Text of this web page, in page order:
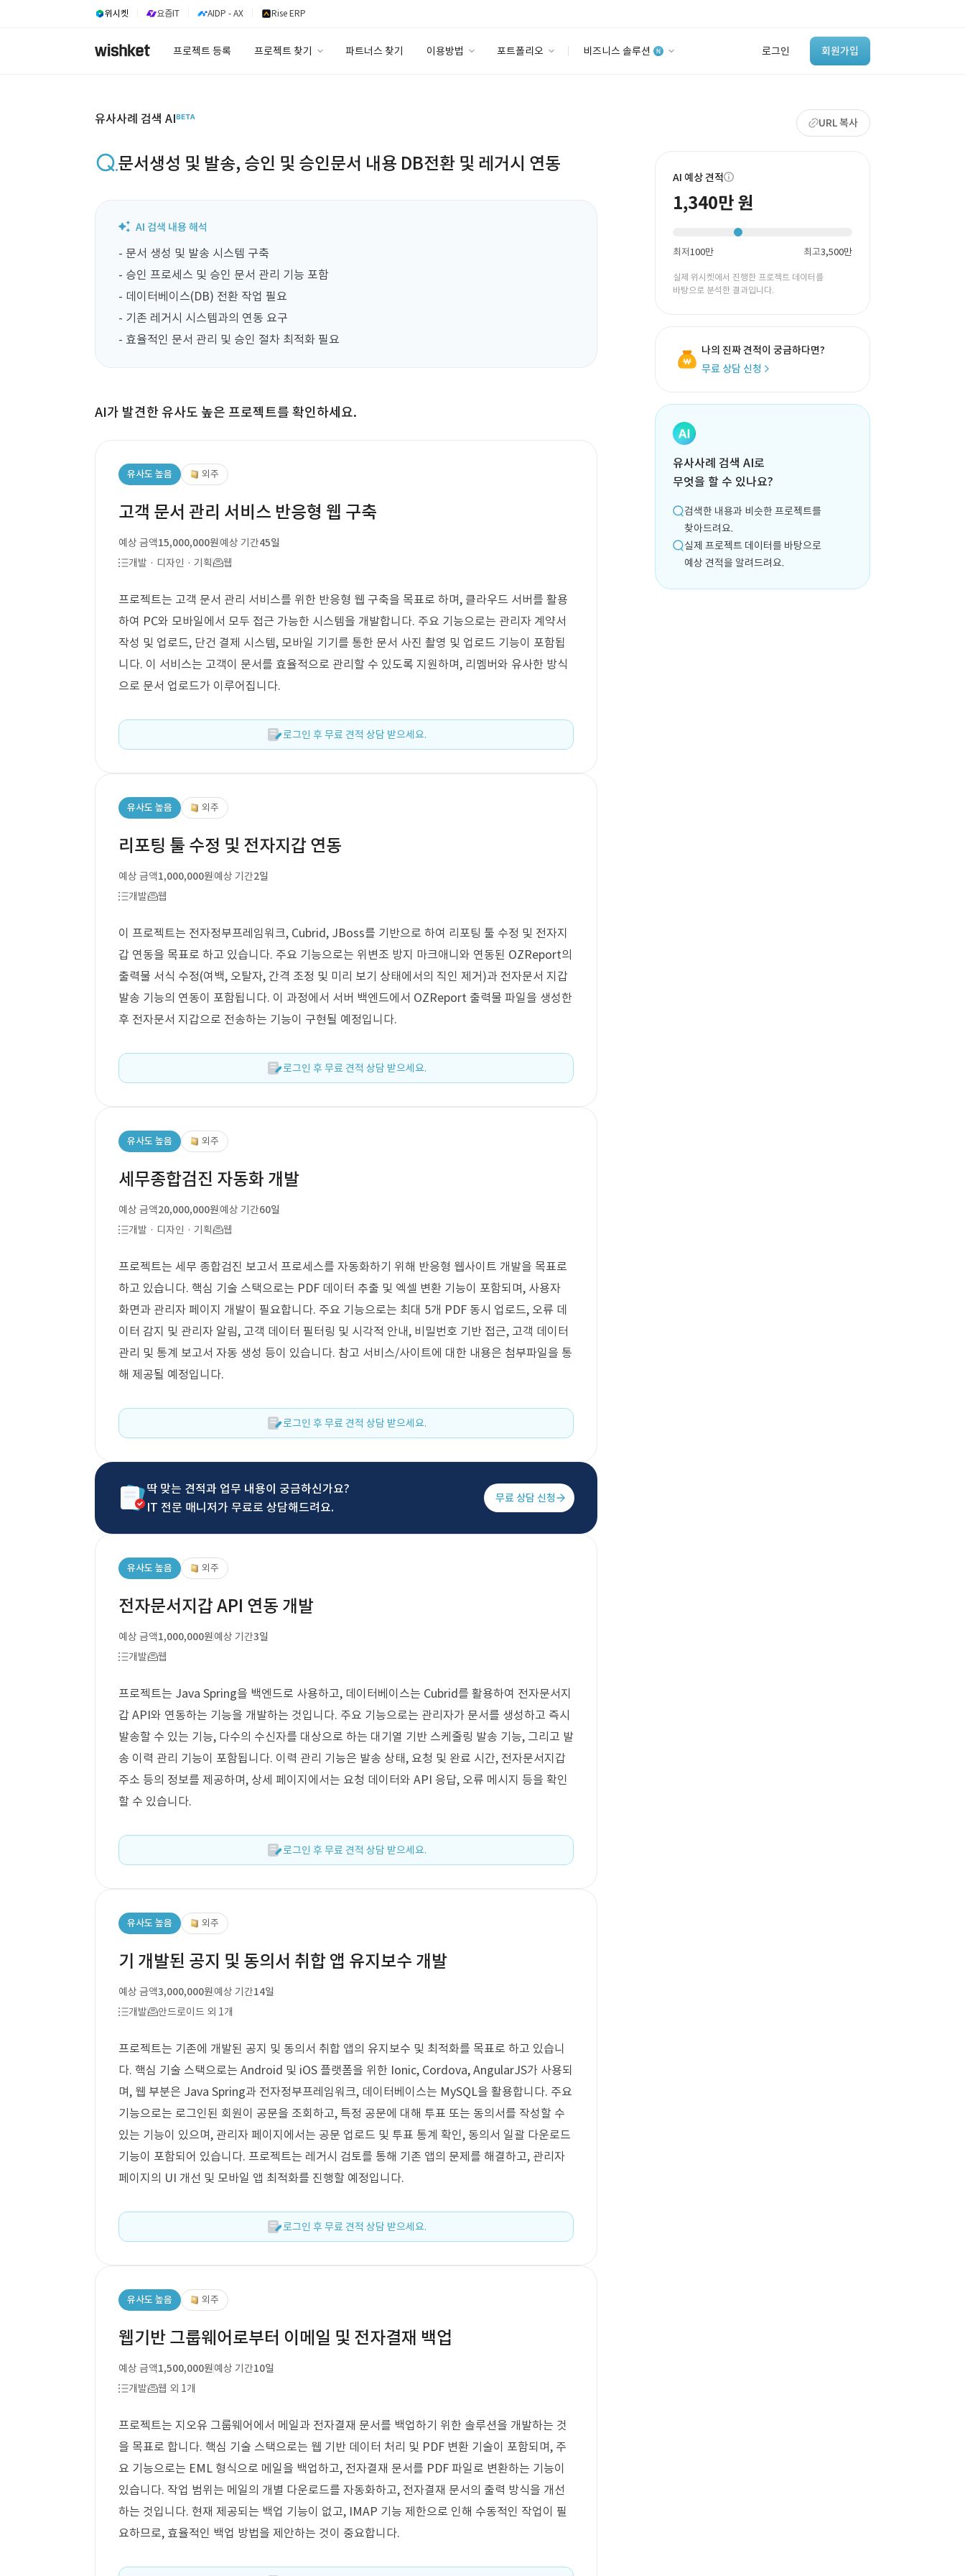
위시켓 요즘IT AIDP - AX Rise ERP
프로젝트 등록 프로젝트 찾기 파트너스 찾기 이용방법 포트폴리오 비즈니스 솔루션 로그인 회원가입
‘이런 거’ 만들어본
개발 회사 있어?
바로가기
유사사례 검색 AI URL 복사
문서생성 및 발송, 승인 및 승인문서 내용 DB전환 및 레거시 연동
- 문서 생성 및 발송 시스템 구축
- 승인 프로세스 및 승인 문서 관리 기능 포함
- 데이터베이스(DB) 전환 작업 필요
- 기존 레거시 시스템과의 연동 요구
- 효율적인 문서 관리 및 승인 절차 최적화 필요
AI가 발견한 유사도 높은 프로젝트를 확인하세요.
유사도 높음 외주
고객 문서 관리 서비스 반응형 웹 구축
예상 금액15,000,000원예상 기간45일
개발 · 디자인 · 기획
웹
프로젝트는 고객 문서 관리 서비스를 위한 반응형 웹 구축을 목표로 하며, 클라우드 서버를 활용
하여 PC와 모바일에서 모두 접근 가능한 시스템을 개발합니다. 주요 기능으로는 관리자 계약서
작성 및 업로드, 단건 결제 시스템, 모바일 기기를 통한 문서 사진 촬영 및 업로드 기능이 포함됩
니다. 이 서비스는 고객이 문서를 효율적으로 관리할 수 있도록 지원하며, 리멤버와 유사한 방식
으로 문서 업로드가 이루어집니다.
로그인 후 무료 견적 상담 받으세요.
유사도 높음 외주
리포팅 툴 수정 및 전자지갑 연동
예상 금액1,000,000원예상 기간2일
개발
웹
이 프로젝트는 전자정부프레임워크, Cubrid, JBoss를 기반으로 하여 리포팅 툴 수정 및 전자지
갑 연동을 목표로 하고 있습니다. 주요 기능으로는 위변조 방지 마크애니와 연동된 OZReport의
출력물 서식 수정(여백, 오탈자, 간격 조정 및 미리 보기 상태에서의 직인 제거)과 전자문서 지갑
발송 기능의 연동이 포함됩니다. 이 과정에서 서버 백엔드에서 OZReport 출력물 파일을 생성한
후 전자문서 지갑으로 전송하는 기능이 구현될 예정입니다.
로그인 후 무료 견적 상담 받으세요.
유사도 높음 외주
세무종합검진 자동화 개발
예상 금액20,000,000원예상 기간60일
개발 · 디자인 · 기획
웹
프로젝트는 세무 종합검진 보고서 프로세스를 자동화하기 위해 반응형 웹사이트 개발을 목표로
하고 있습니다. 핵심 기술 스택으로는 PDF 데이터 추출 및 엑셀 변환 기능이 포함되며, 사용자
화면과 관리자 페이지 개발이 필요합니다. 주요 기능으로는 최대 5개 PDF 동시 업로드, 오류 데
이터 감지 및 관리자 알림, 고객 데이터 필터링 및 시각적 안내, 비밀번호 기반 접근, 고객 데이터
관리 및 통계 보고서 자동 생성 등이 있습니다. 참고 서비스/사이트에 대한 내용은 첨부파일을 통
해 제공될 예정입니다.
로그인 후 무료 견적 상담 받으세요.
딱 맞는 견적과 업무 내용이 궁금하신가요?
IT 전문 매니저가 무료로 상담해드려요.
무료 상담 신청
유사도 높음 외주
전자문서지갑 API 연동 개발
예상 금액1,000,000원예상 기간3일
개발
웹
프로젝트는 Java Spring을 백엔드로 사용하고, 데이터베이스는 Cubrid를 활용하여 전자문서지
갑 API와 연동하는 기능을 개발하는 것입니다. 주요 기능으로는 관리자가 문서를 생성하고 즉시
발송할 수 있는 기능, 다수의 수신자를 대상으로 하는 대기열 기반 스케줄링 발송 기능, 그리고 발
송 이력 관리 기능이 포함됩니다. 이력 관리 기능은 발송 상태, 요청 및 완료 시간, 전자문서지갑
주소 등의 정보를 제공하며, 상세 페이지에서는 요청 데이터와 API 응답, 오류 메시지 등을 확인
할 수 있습니다.
로그인 후 무료 견적 상담 받으세요.
유사도 높음 외주
기 개발된 공지 및 동의서 취합 앱 유지보수 개발
예상 금액3,000,000원예상 기간14일
개발
안드로이드 외 1개
프로젝트는 기존에 개발된 공지 및 동의서 취합 앱의 유지보수 및 최적화를 목표로 하고 있습니
다. 핵심 기술 스택으로는 Android 및 iOS 플랫폼을 위한 Ionic, Cordova, AngularJS가 사용되
며, 웹 부분은 Java Spring과 전자정부프레임워크, 데이터베이스는 MySQL을 활용합니다. 주요
기능으로는 로그인된 회원이 공문을 조회하고, 특정 공문에 대해 투표 또는 동의서를 작성할 수
있는 기능이 있으며, 관리자 페이지에서는 공문 업로드 및 투표 통계 확인, 동의서 일괄 다운로드
기능이 포함되어 있습니다. 프로젝트는 레거시 검토를 통해 기존 앱의 문제를 해결하고, 관리자
페이지의 UI 개선 및 모바일 앱 최적화를 진행할 예정입니다.
로그인 후 무료 견적 상담 받으세요.
유사도 높음 외주
웹기반 그룹웨어로부터 이메일 및 전자결재 백업
예상 금액1,500,000원예상 기간10일
개발
웹 외 1개
프로젝트는 지오유 그룹웨어에서 메일과 전자결재 문서를 백업하기 위한 솔루션을 개발하는 것
을 목표로 합니다. 핵심 기술 스택으로는 웹 기반 데이터 처리 및 PDF 변환 기술이 포함되며, 주
요 기능으로는 EML 형식으로 메일을 백업하고, 전자결재 문서를 PDF 파일로 변환하는 기능이
있습니다. 작업 범위는 메일의 개별 다운로드를 자동화하고, 전자결재 문서의 출력 방식을 개선
하는 것입니다. 현재 제공되는 백업 기능이 없고, IMAP 기능 제한으로 인해 수동적인 작업이 필
요하므로, 효율적인 백업 방법을 제안하는 것이 중요합니다.
AI 예상 견적
1,340만 원
최저100만 최고3,500만
실제 위시켓에서 진행한 프로젝트 데이터를
바탕으로 분석한 결과입니다.
나의 진짜 견적이 궁금하다면?
무료 상담 신청
유사사례 검색 AI로
무엇을 할 수 있나요?
검색한 내용과 비슷한 프로젝트를
찾아드려요.
실제 프로젝트 데이터를 바탕으로
예상 견적을 알려드려요.